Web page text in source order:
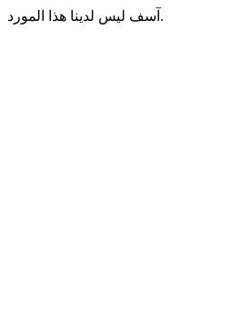
آسف ليس لدينا هذا المورد.